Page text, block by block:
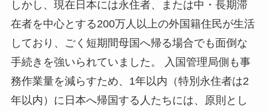
しかし、現在日本には永住者、または中・長期滞
在者を中心とする200万人以上の外国籍住民が生活
しており、ごく短期間母国へ帰る場合でも面倒な
手続きを強いられていました。 入国管理局側も事
務作業量を減らすため、1年以内（特別永住者は2
年以内）に日本へ帰国する人たちには、原則とし